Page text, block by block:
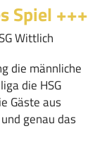
Spiel +++
die männliche
die HSG
Gäste aus
genau das